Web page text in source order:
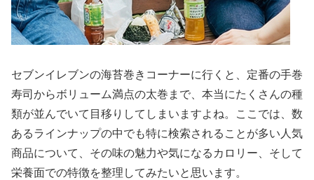
セブンイレブンの海苔巻きコーナーに行くと、定番の手巻
寿司からボリューム満点の太巻まで、本当にたくさんの種
類が並んでいて目移りしてしまいますよね。ここでは、数
あるラインナップの中でも特に検索されることが多い人気
商品について、その味の魅力や気になるカロリー、そして
栄養面での特徴を整理してみたいと思います。